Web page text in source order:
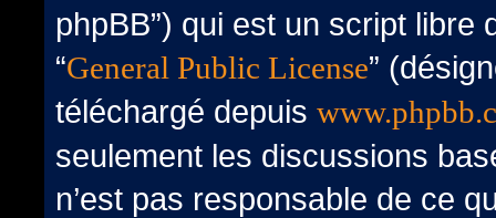
phpBB”) qui est un script
“General Public License”
téléchargé depuis
seulement les discussions
n’est pas responsable de ce